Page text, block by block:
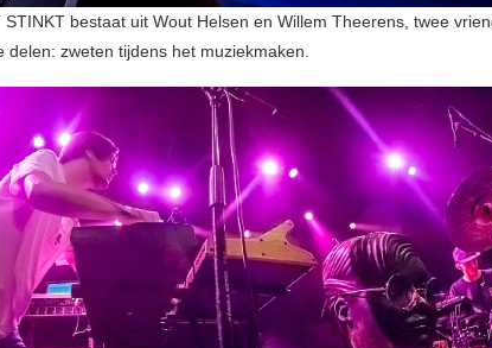
STINKT bestaat uit Wout Helsen en Willem Theerens, twee
delen: zweten tijdens het muziekmaken.